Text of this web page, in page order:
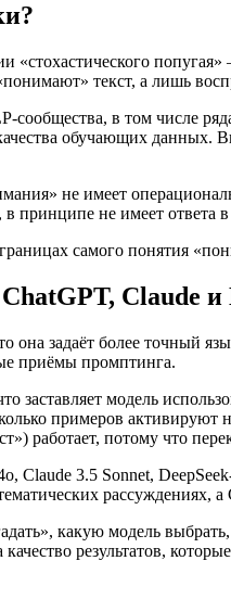
текст, а лишь
сообщества, в том числе
обучающих
не имеет
принципе не имеет ответа
самого понятия
Claude и
она задаёт более точный
приёмы промптинга.
заставляет модель
примеров
работает, потому что
Claude 3.5 Sonnet,
какую модель
результатов,